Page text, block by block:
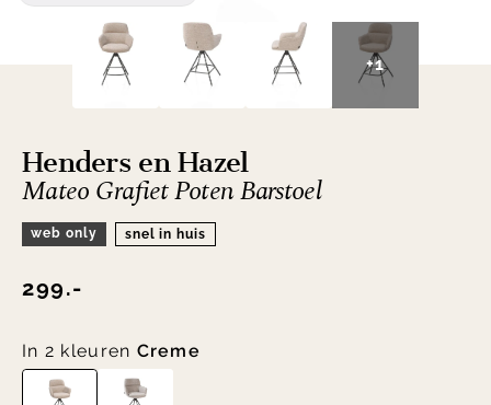
+1
Henders en Hazel
Mateo Grafiet Poten Barstoel
web only snel in huis
299.-
In 2 kleuren Creme